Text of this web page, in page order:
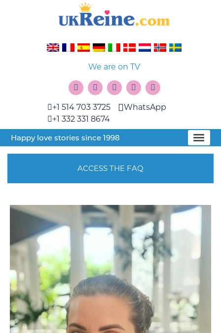
We are on TV
+1 514 703 3725
+1 332 331 8674
WhatsApp
Happy love stories since 1998
ACCESS THE FAQ